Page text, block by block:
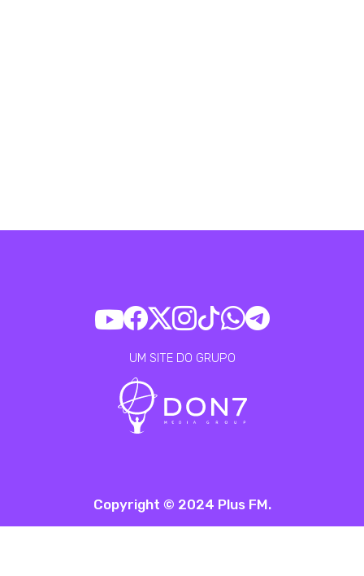
UM SITE DO GRUPO
Copyright © 2024 Plus FM.